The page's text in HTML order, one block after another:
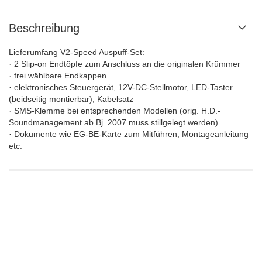
Beschreibung
Lieferumfang V2-Speed Auspuff-Set:
· 2 Slip-on Endtöpfe zum Anschluss an die originalen Krümmer
· frei wählbare Endkappen
· elektronisches Steuergerät, 12V-DC-Stellmotor, LED-Taster
(beidseitig montierbar), Kabelsatz
· SMS-Klemme bei entsprechenden Modellen (orig. H.D.-
Soundmanagement ab Bj. 2007 muss stillgelegt werden)
· Dokumente wie EG-BE-Karte zum Mitführen, Montageanleitung
etc.